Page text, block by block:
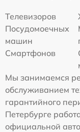
Телевизоров
Посудомоечных
машин
Смартфонов
Мы занимаемся
обслуживанием
гарантийного
Петербурге
официальной